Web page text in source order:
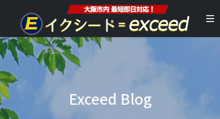
Exceed Blog